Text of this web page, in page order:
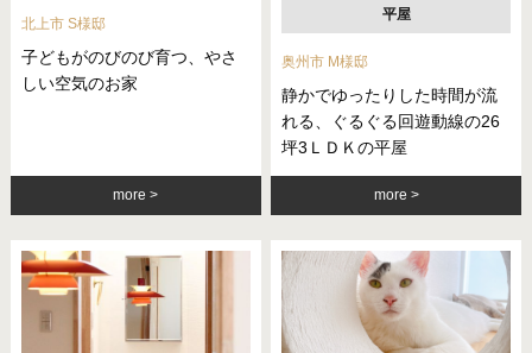
北上市 S様邸
子どもがのびのび育つ、やさ
しい空気のお家
more
平屋
奥州市 M様邸
静かでゆったりした時間が流
れる、ぐるぐる回遊動線の26
坪3ＬＤＫの平屋
more